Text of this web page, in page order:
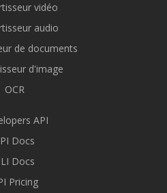
vidéo
audio
de documents
d'image
OCR
API
Docs
Docs
Pricing